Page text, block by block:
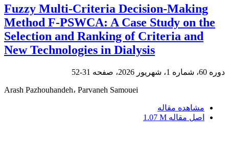
Fuzzy Multi-Criteria Decision-Making
Method F-PSWCA: A Case Study on the
Selection and Ranking of Criteria and
New Technologies in Dialysis
دوره 60، شماره 1، شهریور 2026، صفحه 31-52
Arash Pazhouhandeh، Parvaneh Samouei
مشاهده مقاله
اصل مقاله 1.07 M